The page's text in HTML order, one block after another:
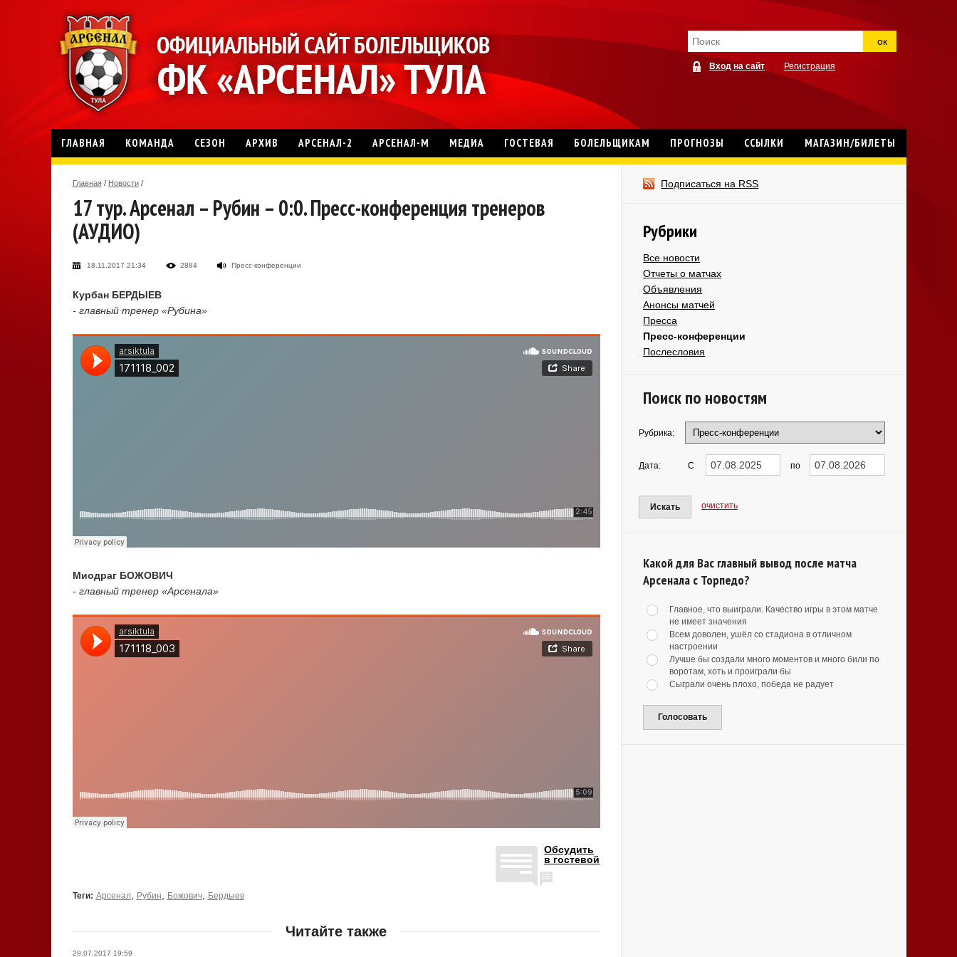
ок
Вход на сайт Регистрация
ГЛАВНАЯ КОМАНДА СЕЗОН АРХИВ АРСЕНАЛ-2 АРСЕНАЛ-М МЕДИА ГОСТЕВАЯ БОЛЕЛЬЩИКАМ ПРОГНОЗЫ ССЫЛКИ МАГАЗИН/БИЛЕТЫ
Главная / Новости /
17 тур. Арсенал – Рубин – 0:0. Пресс-конференция тренеров
(АУДИО)
18.11.2017 21:34 2884 Пресс-конференции
Курбан БЕРДЫЕВ
- главный тренер «Рубина»
Миодраг БОЖОВИЧ
- главный тренер «Арсенала»
Обсудить
в гостевой
Теги: Арсенал, Рубин, Божович, Бердыев
Читайте также
29.07.2017 19:59
Подписаться на RSS
Рубрики
Все новости
Отчеты о матчах
Объявления
Анонсы матчей
Пресса
Пресс-конференции
Послесловия
Поиск по новостям
Рубрика:
Дата: С по
Искать очистить
Какой для Вас главный вывод после матча
Арсенала с Торпедо?
Главное, что выиграли. Качество игры в этом матче
не имеет значения
Всем доволен, ушёл со стадиона в отличном
настроении
Лучше бы создали много моментов и много били по
воротам, хоть и проиграли бы
Сыграли очень плохо, победа не радует
Голосовать